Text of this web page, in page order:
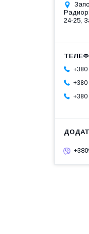
24-25,
+380
+380
+380